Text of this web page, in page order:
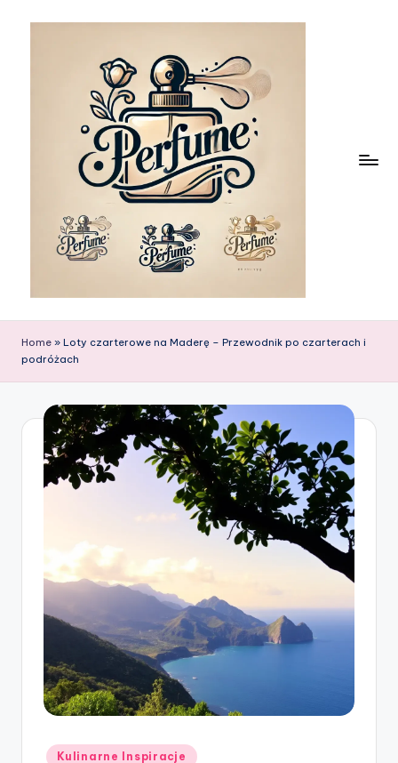
Home » Loty czarterowe na Maderę – Przewodnik po czarterach i
podróżach
Posted
Kulinarne Inspiracje